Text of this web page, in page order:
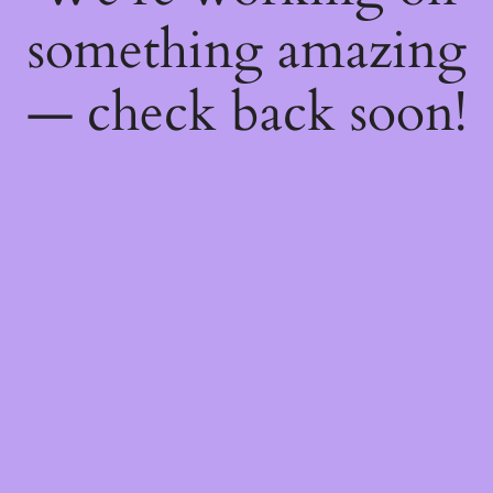
something amazing
— check back soon!